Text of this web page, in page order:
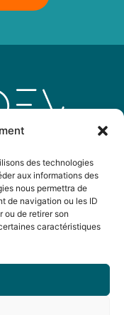
des technologies
aux informations des
nous permettra de
de navigation ou les ID
ou de retirer son
caractéristiques
médicale
est de développer
en alliant